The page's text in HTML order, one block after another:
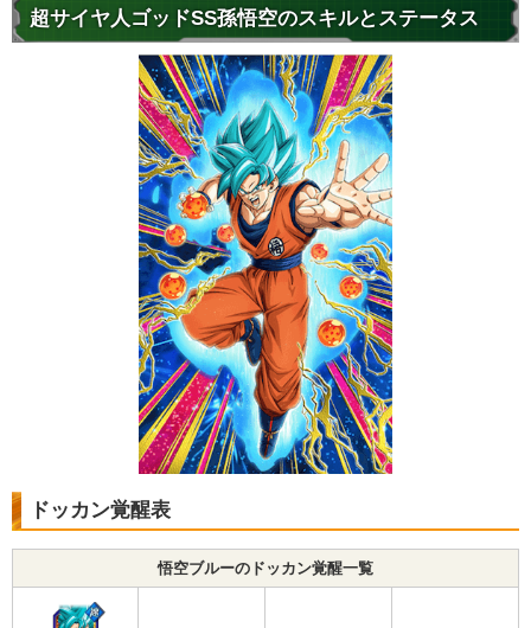
超サイヤ人ゴッドSS孫悟空のスキルとステータス
ドッカン覚醒表
悟空ブルーのドッカン覚醒一覧